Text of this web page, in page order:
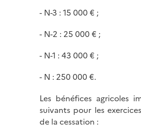
N-3 : 15 000 € ;
N-2 : 25 000 € ;
N-1 : 43 000 € ;
N : 250 000 €.
Les bénéfices agricoles
suivants pour les
de la cessation :